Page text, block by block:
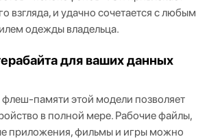
взгляда, и удачно сочетается с любым
одежды владельца.
для ваших данных
памяти этой модели позволяет
в полной мере. Рабочие файлы,
приложения, фильмы и игры можно